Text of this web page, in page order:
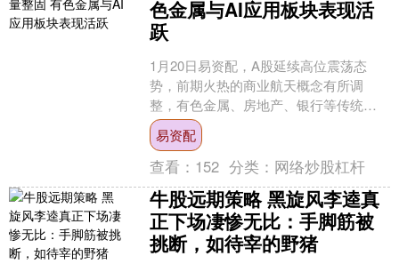
色金属与AI应用板块表现活
跃
1月20日易资配，A股延续高位震荡态
势，前期火热的商业航天概念有所调
整，有色金属、房地产、银行等传统权
重板块则相对强势，造成主要股指走势
分化。 截至收盘，上证指....
易资配
查看： 152 分类： 网络炒股杠杆
牛股远期策略 黑旋风李逵真
正下场凄惨无比：手脚筋被
挑断，如待宰的野猪